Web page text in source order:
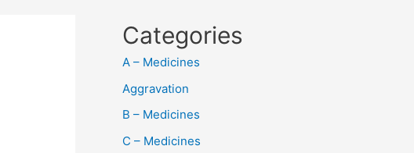
Categories
A – Medicines
Aggravation
B – Medicines
C – Medicines